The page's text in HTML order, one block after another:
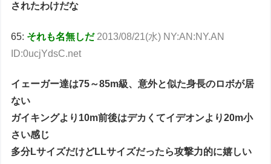
されたわけだな
65: それも名無しだ 2013/08/21(水) NY:AN:NY.AN
ID:0ucjYdsC.net
イェーガー達は75～85m級、意外と似た身長のロボが居
ない
ガイキングより10m前後はデカくてイデオンより20m小
さい感じ
多分LサイズだけどLLサイズだったら攻撃力的に嬉しい